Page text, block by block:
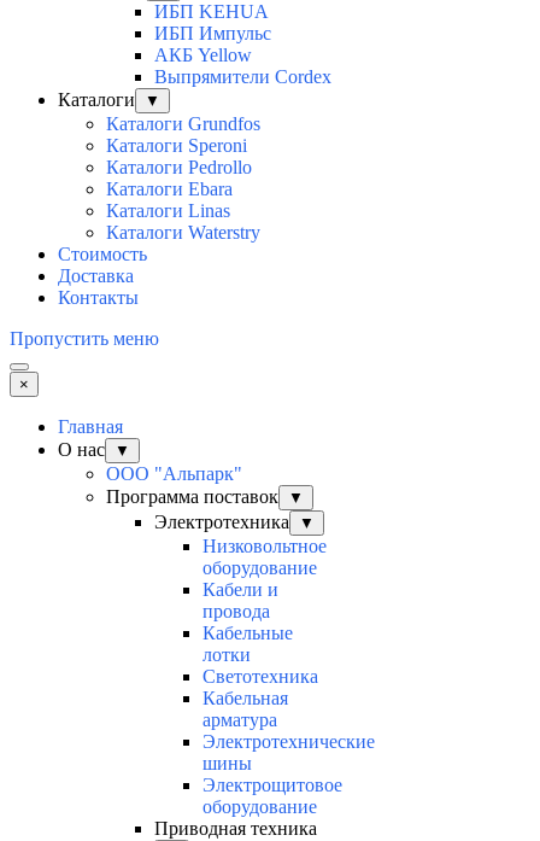
ИБП KEHUA
ИБП Импульс
АКБ Yellow
Выпрямители Cordex
Каталоги
▼
Каталоги Grundfos
Каталоги Speroni
Каталоги Pedrollo
Каталоги Ebara
Каталоги Linas
Каталоги Waterstry
Стоимость
Доставка
Контакты
Пропустить меню
×
Главная
О нас
▼
ООО "Альпарк"
Программа поставок
▼
Электротехника ▼
Низковольтное
оборудование
Кабели и
провода
Кабельные
лотки
Светотехника
Кабельная
арматура
Электротехнические
шины
Электрощитовое
оборудование
Приводная техника